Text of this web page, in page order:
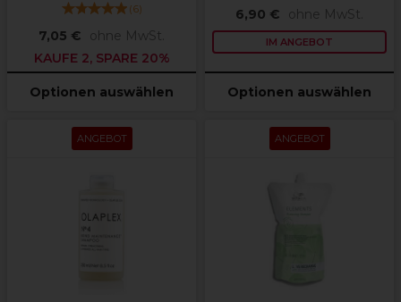
(6)
7,05 €
ohne MwSt.
KAUFE 2, SPARE 20%
Optionen auswählen
6,90 €
ohne MwSt.
IM ANGEBOT
Optionen auswählen
ANGEBOT ANGEBOT